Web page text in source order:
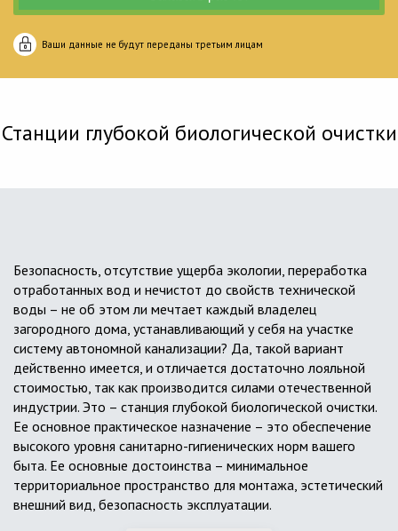
Ваши данные не будут переданы третьим лицам
Станции глубокой биологической очистки
Безопасность, отсутствие ущерба экологии, переработка
отработанных вод и нечистот до свойств технической
воды – не об этом ли мечтает каждый владелец
загородного дома, устанавливающий у себя на участке
систему автономной канализации? Да, такой вариант
действенно имеется, и отличается достаточно лояльной
стоимостью, так как производится силами отечественной
индустрии. Это – станция глубокой биологической очистки.
Ее основное практическое назначение – это обеспечение
высокого уровня санитарно-гигиенических норм вашего
быта. Ее основные достоинства – минимальное
территориальное пространство для монтажа, эстетический
внешний вид, безопасность эксплуатации.